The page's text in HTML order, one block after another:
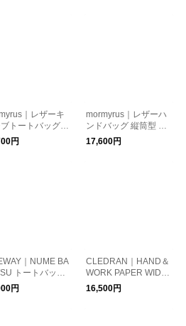
｜レザーキ
トートバッグ
あり m074
円
mormyrus｜レザーハ
ンドバッグ 縦筒型 鞄
かばん 保存袋付き m1
17,600円
｜NUME BA
トートバッグ
付き t2817
円
CLEDRAN｜HAND＆
WORK PAPER WIDE
CIRCLE BAG ハンド
＆ワークペーパーワイ
16,500円